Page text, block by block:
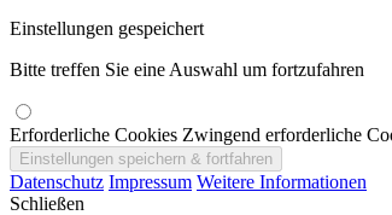
Einstellungen gespeichert
Bitte treffen Sie eine Auswahl um fortzufahren
Erforderliche Cookies Zwingend erforderliche
Datenschutz Impressum Weitere Informationen
Schließen